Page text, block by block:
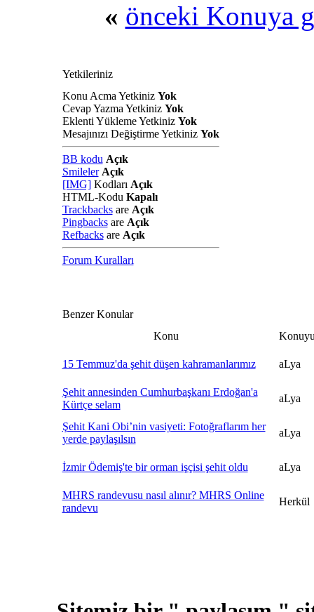
« önceki Konuya
Yetkileriniz
Konu Acma Yetkiniz Yok
Cevap Yazma Yetkiniz Yok
Eklenti Yükleme Yetkiniz Yok
Mesajınızı Değiştirme Yetkiniz Yok
BB kodu Açık
Smileler Açık
[IMG]Kodları Açık
HTML-Kodu Kapalı
Trackbacksare Açık
Pingbacksare Açık
Refbacksare Açık
Forum Kuralları
Benzer Konular
Konu
15 Temmuz'da şehit düşen kahramanlarımız aLya
Şehit annesinden Cumhurbaşkanı Erdoğan'a
Kürtçe selam
aLya
Şehit Kani Obi’nin vasiyeti: Fotoğraflarım her
yerde paylaşılsın
aLya
İzmir Ödemiş'te bir orman işçisi şehit oldu aLya
MHRS randevusu nasıl alınır? MHRS Online
randevu
Herkül